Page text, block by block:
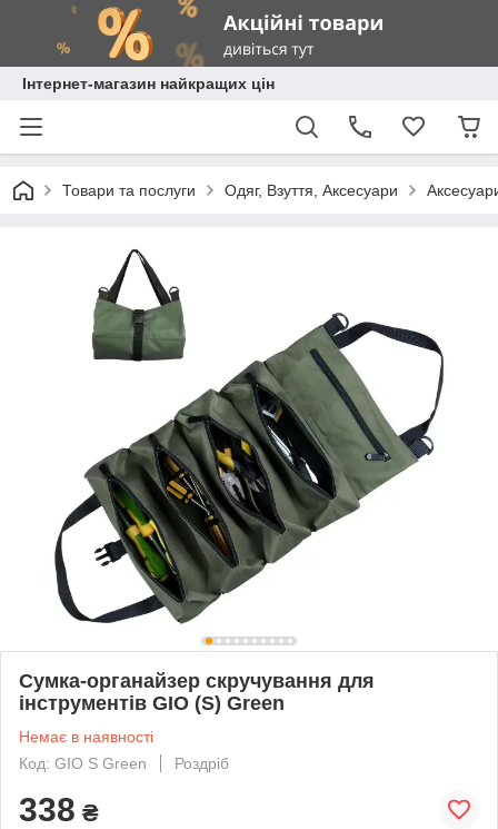
Інтернет-магазин найкращих цін
Товари та послуги Одяг, Взуття, Аксесуари
Сумка-органайзер скручування для
інструментів GIO (S) Green
Немає в наявності
Код: GIO S Green
Роздріб
338 ₴